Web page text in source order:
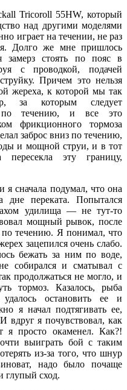
Tricoroll 55HW, который
над другими моделями
играет на течении, не раз
Долго же мне пришлось
стоять по пояс в
с проводкой, подачей
Причем это нельзя
жереха, к которой мы так
за которым следует
по течению, и все это
фрикционного тормоза
заброс вниз по течению,
и мощной струи, и в тот
эту границу,
я сначала подумал, что она
дне переката. Попытался
удилища — не тут-то
мощный рывок, после
по течению. Я понимал, что
зацепился очень слабо.
бежать за ним по воде,
собирался и сматывал с
продолжаться не могло, и
тормоз. Казалось, рыба
остановить ее и
я начал подтягивать ее,
вдруг я почувствовал, как
я просто окаменел. Как?!
выиграть бой с таким
из-за того, что шнур
надо было почаще
глупый сход.